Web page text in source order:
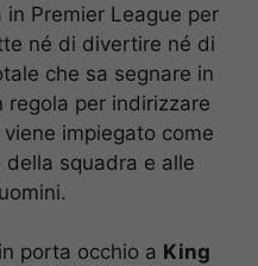
Premier League per
né di divertire né di
che sa segnare in
per indirizzare
impiegato come
squadra e alle
porta occhio a King